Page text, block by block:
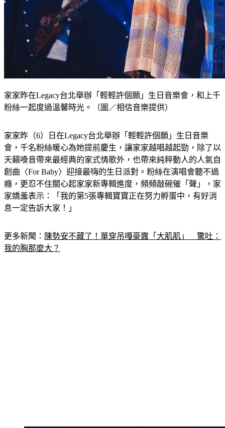
家家昨在Legacy台北舉辦「輕輕許個願」生日音樂會，和上千
粉絲一起度過溫馨時光。（圖／相信音樂提供）
家家昨（6）日在Legacy台北舉辦「輕輕許個願」生日音樂
會，千名粉絲暖心為她提前慶生，讓家家越唱越起勁，除了以
天籟嗓音帶來最經典的家式情歌外，也帶來純粹動人的人氣自
創曲〈For Baby〉迎接最嗨的生日派對。粉絲在演唱會聽不過
癮，更忍不住關心起家家新專輯進度，頻頻敲碗催「聲」，家
家嬌羞表示：「我的第5張專輯寶寶正在努力孵蛋中，有好消
息一定告訴大家！」
更多新聞： 陳勢安不藏了！單穿吊嘎豪露「大肌肌」　驚吐：
我的胸那麼大？